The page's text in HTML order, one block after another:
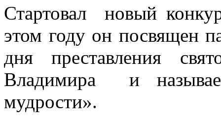
Стартовал новый
этом году он посвящен
дня преставления
Владимира и
мудрости».